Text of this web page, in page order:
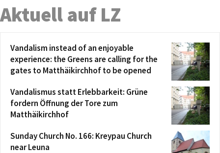
Aktuell auf LZ
Vandalism instead of an enjoyable
experience: the Greens are calling for the
gates to Matthäikirchhof to be opened
Vandalismus statt Erlebbarkeit: Grüne
fordern Öffnung der Tore zum
Matthäikirchhof
Sunday Church No. 166: Kreypau Church
near Leuna